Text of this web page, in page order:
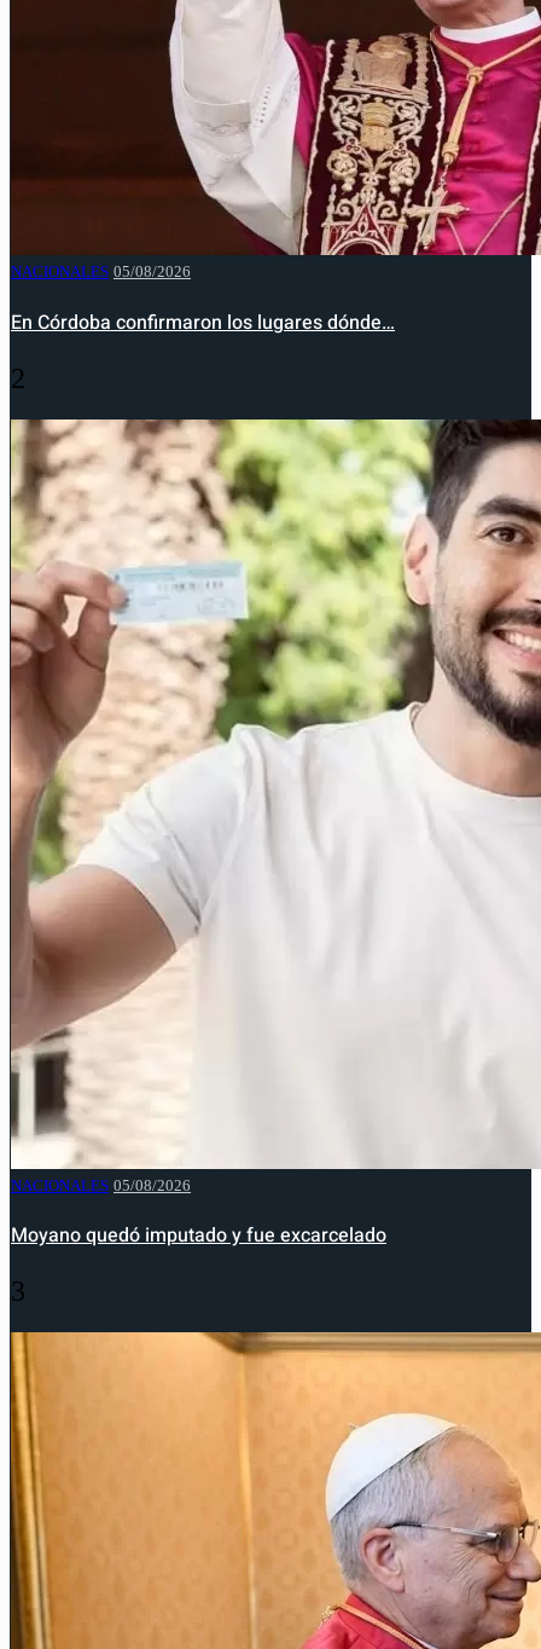
NACIONALES 05/08/2026
En Córdoba confirmaron los lugares dónde…
2
NACIONALES 05/08/2026
Moyano quedó imputado y fue excarcelado
3